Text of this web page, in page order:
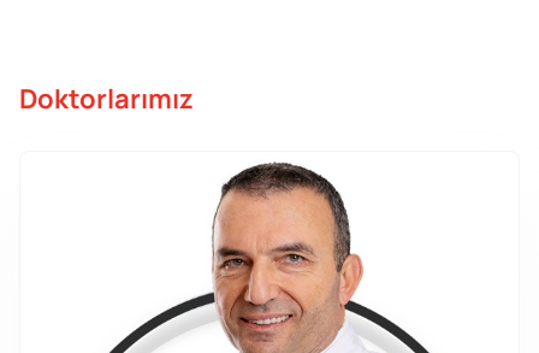
Doktorlarımız